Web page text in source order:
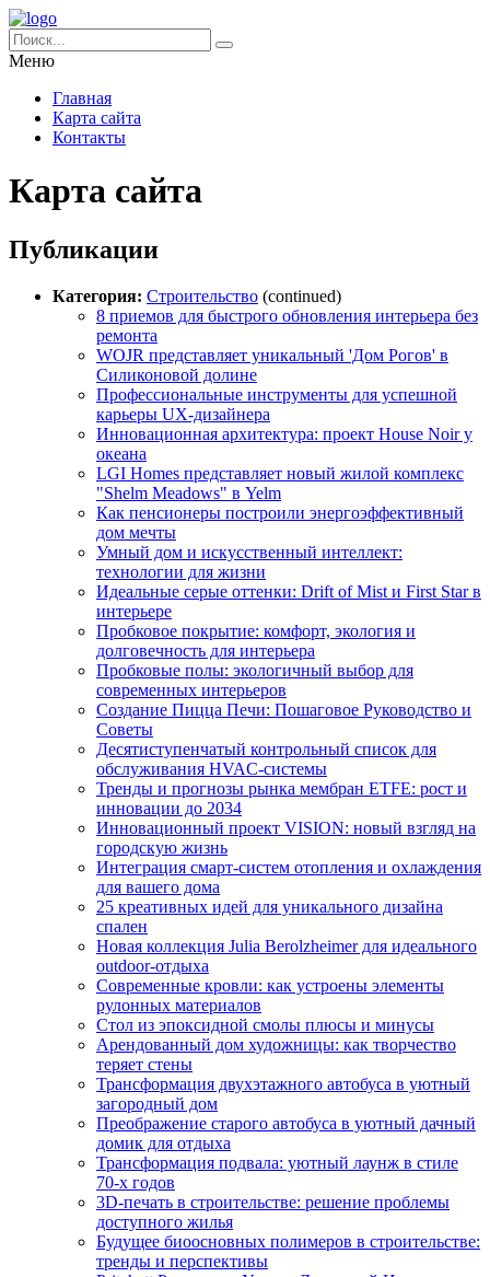
Меню
Главная
Карта сайта
Контакты
Карта сайта
Публикации
Категория: Строительство (continued)
8 приемов для быстрого обновления интерьера без
ремонта
WOJR представляет уникальный 'Дом Рогов' в
Силиконовой долине
Профессиональные инструменты для успешной
карьеры UX-дизайнера
Инновационная архитектура: проект House Noir у
океана
LGI Homes представляет новый жилой комплекс
"Shelm Meadows" в Yelm
Как пенсионеры построили энергоэффективный
дом мечты
Умный дом и искусственный интеллект:
технологии для жизни
Идеальные серые оттенки: Drift of Mist и First Star в
интерьере
Пробковое покрытие: комфорт, экология и
долговечность для интерьера
Пробковые полы: экологичный выбор для
современных интерьеров
Создание Пицца Печи: Пошаговое Руководство и
Советы
Десятиступенчатый контрольный список для
обслуживания HVAC-системы
Тренды и прогнозы рынка мембран ETFE: рост и
инновации до 2034
Инновационный проект VISION: новый взгляд на
городскую жизнь
Интеграция смарт-систем отопления и охлаждения
для вашего дома
25 креативных идей для уникального дизайна
спален
Новая коллекция Julia Berolzheimer для идеального
outdoor-отдыха
Современные кровли: как устроены элементы
рулонных материалов
Стол из эпоксидной смолы плюсы и минусы
Арендованный дом художницы: как творчество
теряет стены
Трансформация двухэтажного автобуса в уютный
загородный дом
Преображение старого автобуса в уютный дачный
домик для отдыха
Трансформация подвала: уютный лаунж в стиле
70-х годов
3D-печать в строительстве: решение проблемы
доступного жилья
Будущее биоосновных полимеров в строительстве:
тренды и перспективы